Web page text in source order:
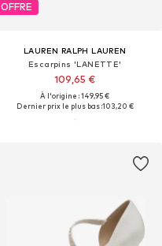
OFFRE
LAUREN RALPH LAUREN
Escarpins 'LANETTE'
109,65 €
À l'origine : 149,95 €
Dernier prix le plus bas :103,20 €